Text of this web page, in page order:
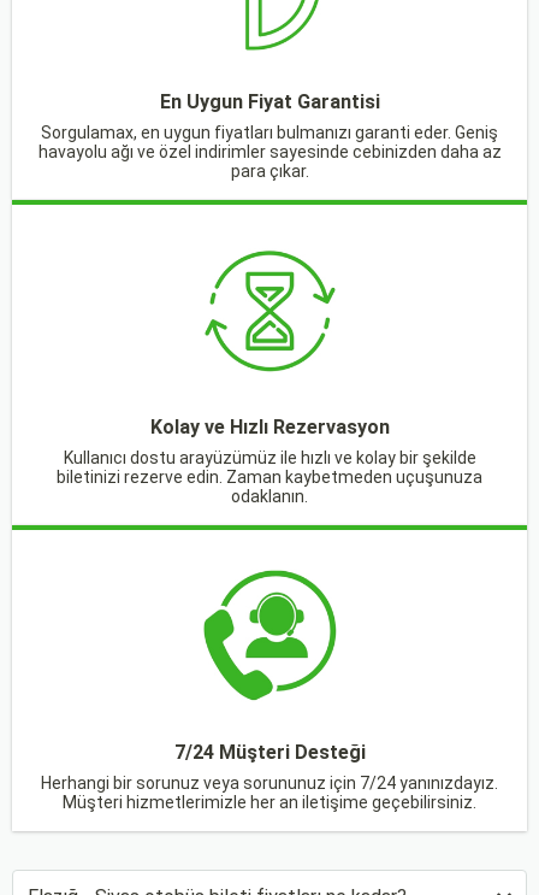
En Uygun Fiyat Garantisi
Sorgulamax, en uygun fiyatları bulmanızı garanti eder. Geniş
havayolu ağı ve özel indirimler sayesinde cebinizden daha az
para çıkar.
Kolay ve Hızlı Rezervasyon
Kullanıcı dostu arayüzümüz ile hızlı ve kolay bir şekilde
biletinizi rezerve edin. Zaman kaybetmeden uçuşunuza
odaklanın.
7/24 Müşteri Desteği
Herhangi bir sorunuz veya sorununuz için 7/24 yanınızdayız.
Müşteri hizmetlerimizle her an iletişime geçebilirsiniz.